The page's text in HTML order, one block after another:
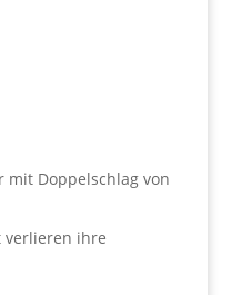
mit Doppelschlag von
verlieren ihre